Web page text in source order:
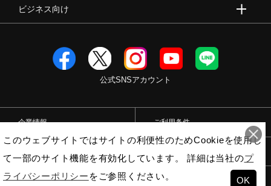
ビジネス向け
公式SNSアカウント
企業情報 ご利用条件
© Mizuno Corporation OK
このウェブサイトではサイトの利便性のためCookieを使用し
て一部のサイト機能を有効化しています。 詳細は当社のプ
ライバシーポリシー をご参照ください。